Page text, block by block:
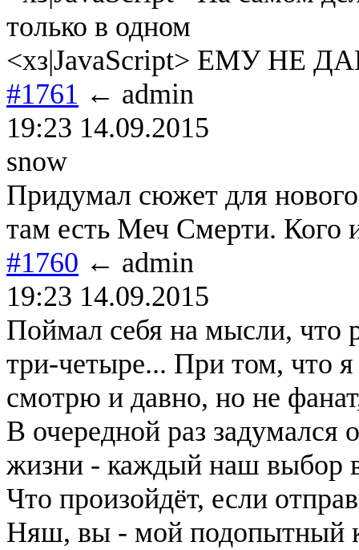
только в одном
<хз|JavaScript> ЕМУ НЕ
#1761 ← admin
19:23 14.09.2015
snow
Придумал сюжет для
там есть Меч Смерти. Кого
#1760 ← admin
19:23 14.09.2015
Поймал себя на мысли, что
три-четыре... При том, что
смотрю и давно, но не
В очередной раз задумался
жизни - каждый наш выбор
Что произойдёт, если
Няш, вы - мой подопытный